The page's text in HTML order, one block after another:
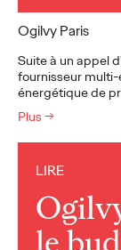
Ogilvy Paris
Suite à un appel
fournisseur
énergétique de
Plus →
LIRE